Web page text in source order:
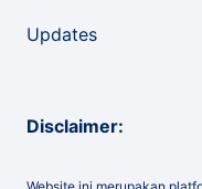
Updates
Disclaimer: